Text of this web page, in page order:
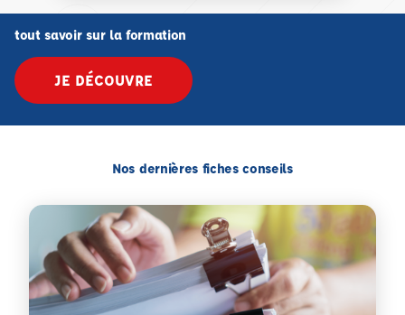
tout savoir sur la formation
JE DÉCOUVRE
Nos dernières fiches conseils